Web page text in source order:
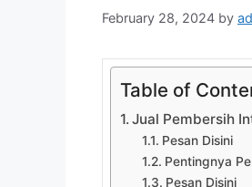
February 28, 2024 by
Table of
Jual Pembersih
Pesan Disini
Pentingnya
Pesan Disini